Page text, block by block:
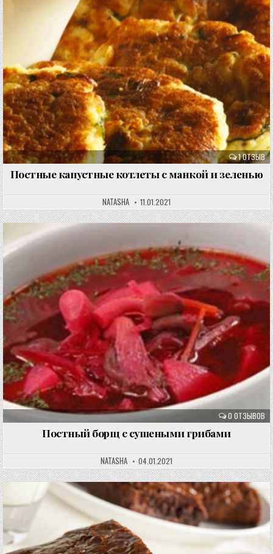
1 ОТЗЫВ
Постные капустные котлеты с манкой и зеленью
NATASHA 11.01.2021
0 ОТЗЫВОВ
Постный борщ с сушеными грибами
NATASHA 04.01.2021